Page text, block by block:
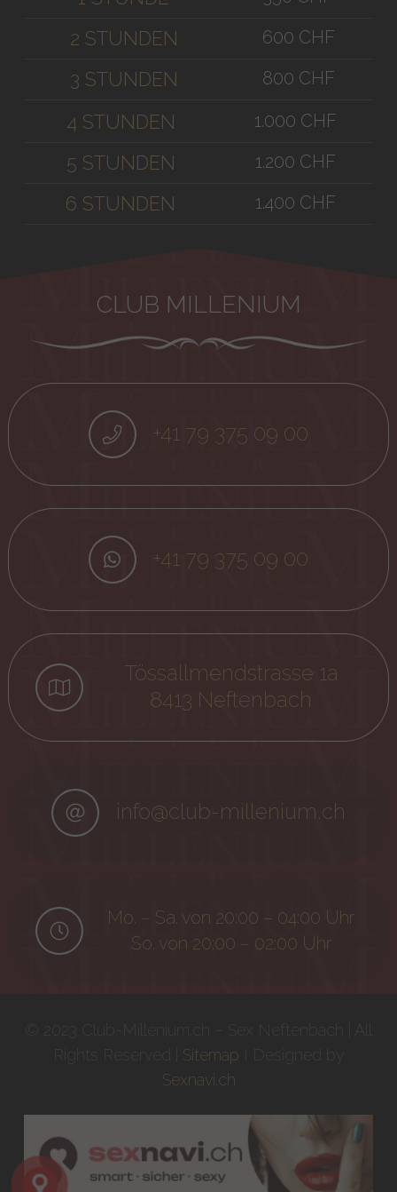
2 STUNDEN 600 CHF
3 STUNDEN 800 CHF
4 STUNDEN 1.000 CHF
5 STUNDEN 1.200 CHF
6 STUNDEN 1.400 CHF
CLUB MILLENIUM
+41 79 375 09 00
+41 79 375 09 00
Tössallmendstrasse 1a
8413 Neftenbach
info@club-millenium.ch
Mo. – Sa. von 20:00 – 04:00 Uhr
So. von 20:00 – 02:00 Uhr
Sitemap
Sexnavi.ch